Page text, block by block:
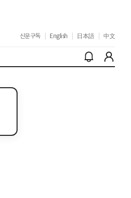
신문구독 English 日本語 中文